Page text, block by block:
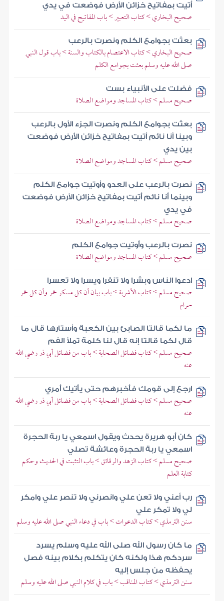
أتيت بمفاتيح خزائن الأرض فوضعت في يدي
صحيح البخاري > كتاب التعبير > باب المفاتيح في اليد
بعثت بجوامع الكلم ونصرت بالرعب
صحيح البخاري > كتاب الاعتصام بالكتاب والسنة > باب قول النبي
صلى الله عليه وسلم بعثت بجوامع الكلم
فضلت على الأنبياء بست
صحيح مسلم > كتاب المساجد ومواضع الصلاة
بعثت بجوامع الكلم ونصرت الجزء الأول بالرعب
وبينا أنا نائم أتيت بمفاتيح خزائن الأرض فوضعت
بين يدي
صحيح مسلم > كتاب المساجد ومواضع الصلاة
نصرت بالرعب على العدو وأوتيت جوامع الكلم
وبينما أنا نائم أتيت بمفاتيح خزائن الأرض فوضعت
في يدي
صحيح مسلم > كتاب المساجد ومواضع الصلاة
نصرت بالرعب وأوتيت جوامع الكلم
صحيح مسلم > كتاب المساجد ومواضع الصلاة
ادعوا الناس وبشرا ولا تنفرا ويسرا ولا تعسرا
صحيح مسلم > كتاب الأشربة > باب بيان أن كل مسكر خمر وأن كل خمر
حرام
ما لكما قالتا الصابئ بين الكعبة وأستارها قال ما
قال لكما قالتا إنه قال لنا كلمة تملأ الفم
صحيح مسلم > كتاب فضائل الصحابة > باب من فضائل أبي ذر رضي الله
عنه
ارجع إلى قومك فأخبرهم حتى يأتيك أمري
صحيح مسلم > كتاب فضائل الصحابة > باب من فضائل أبي ذر رضي الله
عنه
كان أبو هريرة يحدث ويقول اسمعي يا ربة الحجرة
اسمعي يا ربة الحجرة وعائشة تصلي
صحيح مسلم > كتاب الزهد والرقائق > باب التثبت في الحديث وحكم
كتابة العلم
رب أعني ولا تعن علي وانصرني ولا تنصر علي وامكر
لي ولا تمكر علي
سنن الترمذي > كتاب الدعوات > باب في دعاء النبي صلى الله عليه وسلم
ما كان رسول الله صلى الله عليه وسلم يسرد
سردكم هذا ولكنه كان يتكلم بكلام بينه فصل
يحفظه من جلس إليه
سنن الترمذي > كتاب المناقب > باب في كلام النبي صلى الله عليه وسلم